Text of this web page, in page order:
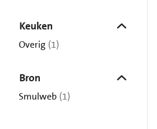
Keuken
Overig (1)
Bron
Smulweb (1)